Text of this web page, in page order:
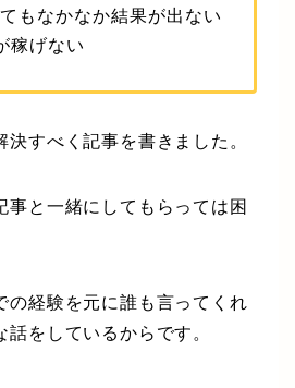
もなかなか結果が出ない
稼げない
決すべく記事を書きました。
事と一緒にしてもらっては困
の経験を元に誰も言ってくれ
をしているからです。